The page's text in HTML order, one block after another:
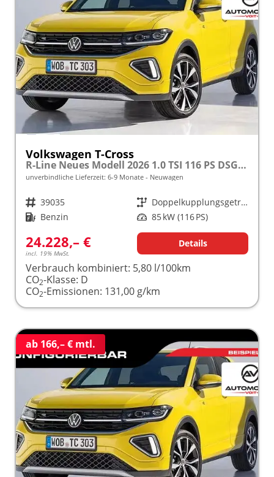
Volkswagen T-Cross
R-Line Neues Modell 2026 1.0 TSI 116 PS DSG 17" Alu, LED-Scheinwerfer, Adaptiver Tempomat ACC, Parksensoren vo/hi, Radio "Ready2Discover", Wireless App-Connect, Klima, M-Lederlenkrad, Digitales Cockpit, Müdigkeitserkennung, Stoßfänger im R-Design
unverbindliche Lieferzeit: 6-9 Monate Neuwagen
Fahrzeugnr. 39035 Getriebe
Doppelkupplungsgetriebe (DSG)
Kraftstoff Benzin Leistung 85 kW (116 PS)
24.228,– €
incl. 19% MwSt.
Details
Verbrauch kombiniert: 5,80 l/100km
CO2-Klasse: D
CO2-Emissionen: 131,00 g/km
ab 166,– € mtl.